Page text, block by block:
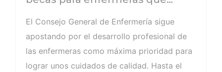
El Consejo General de Enfermería sigue
apostando por el desarrollo profesional de
las enfermeras como máxima prioridad para
lograr unos cuidados de calidad. Hasta el